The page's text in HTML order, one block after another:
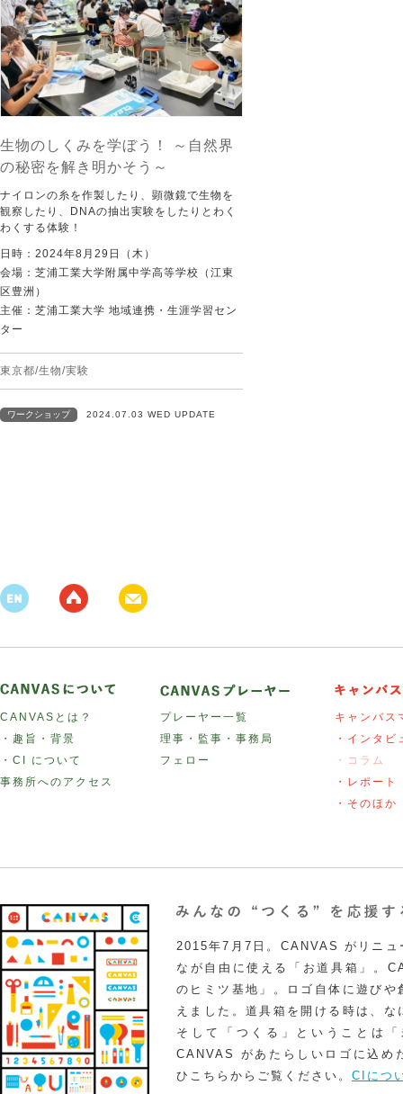
生物のしくみを学ぼう！ ～自然界
の秘密を解き明かそう～
ナイロンの糸を作製したり、顕微鏡で生物を
観察したり、DNAの抽出実験をしたりとわく
わくする体験！
日時：2024年8月29日（木）
会場：芝浦工業大学附属中学高等学校（江東
区豊洲）
主催：芝浦工業大学 地域連携・生涯学習セン
ター
東京都/生物/実験
ワークショップ 2024.07.03 WED UPDATE
CANVASとは？
・趣旨・背景
・CI について
事務所へのアクセス
プレーヤー一覧
理事・監事・事務局
フェロー
キャンバス
・インタビ
・コラム
・レポート
・そのほか
2015年7月7日。CANVAS がリニュ
なが自由に使える「お道具箱」。
のヒミツ基地」。ロゴ自体に遊び
えました。道具箱を開ける時は、
そして「つくる」ということは
CANVAS があたらしいロゴに込め
ひこちらからご覧ください。 CIにつ